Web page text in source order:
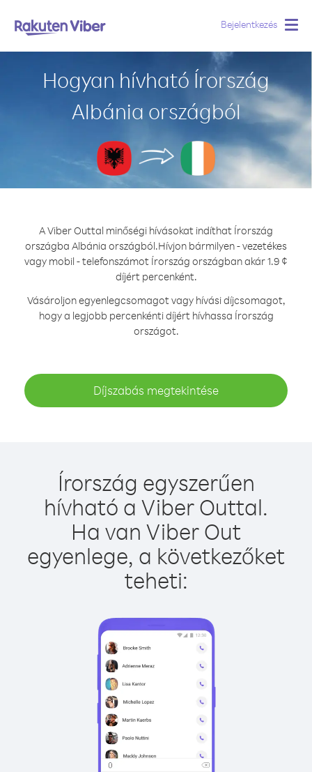
Bejelentkezés
Hogyan hívható Írország
Albánia országból
A Viber Outtal minőségi hívásokat indíthat Írország
országba Albánia országból.Hívjon bármilyen - vezetékes
vagy mobil - telefonszámot Írország országban akár 1.9 ¢
díjért percenként.
Vásároljon egyenlegcsomagot vagy hívási díjcsomagot,
hogy a legjobb percenkénti díjért hívhassa Írország
országot.
Díjszabás megtekintése
Írország egyszerűen
hívható a Viber Outtal.
Ha van Viber Out
egyenlege, a következőket
teheti: